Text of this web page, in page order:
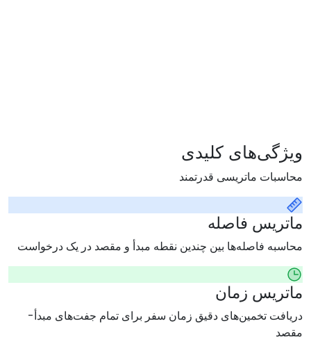
ویژگی‌های کلیدی
محاسبات ماتریسی قدرتمند
ماتریس فاصله
محاسبه فاصله‌ها بین چندین نقطه مبدأ و مقصد در یک درخواست
ماتریس زمان
دریافت تخمین‌های دقیق زمان سفر برای تمام جفت‌های مبدأ-
مقصد